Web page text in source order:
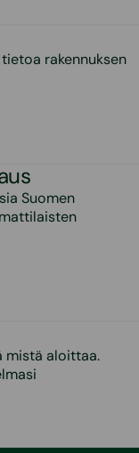
rakennuksen
Suomen
mistä aloittaa.